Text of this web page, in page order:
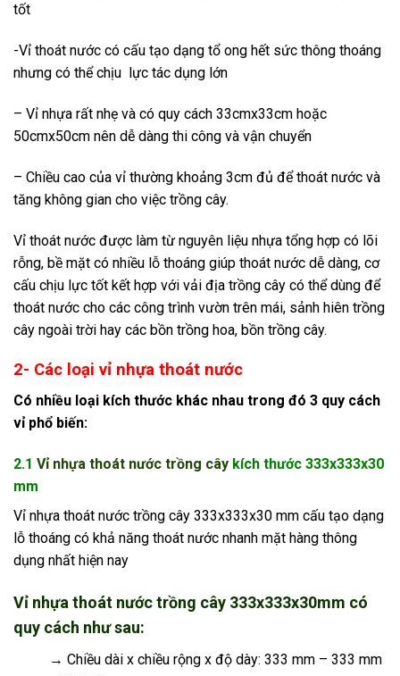
tốt
-Vỉ thoát nước có cấu tạo dạng tổ ong hết sức thông thoáng
nhưng có thể chịu lực tác dụng lớn
– Vỉ nhựa rất nhẹ và có quy cách 33cmx33cm hoặc
50cmx50cm nên dễ dàng thi công và vận chuyển
– Chiều cao của vỉ thường khoảng 3cm đủ để thoát nước và
tăng không gian cho việc trồng cây.
Vỉ thoát nước được làm từ nguyên liệu nhựa tổng hợp có lõi
rỗng, bề mặt có nhiều lỗ thoáng giúp thoát nước dễ dàng, cơ
cấu chịu lực tốt kết hợp với vải địa trồng cây có thể dùng để
thoát nước cho các công trình vườn trên mái, sảnh hiên trồng
cây ngoài trời hay các bồn trồng hoa, bồn trồng cây.
2- Các loại vỉ nhựa thoát nước
Có nhiều loại kích thước khác nhau trong đó 3 quy cách
vỉ phổ biến:
2.1 Vỉ nhựa thoát nước trồng cây kích thước 333x333x30
mm
Vỉ nhựa thoát nước trồng cây 333x333x30 mm cấu tạo dạng
lỗ thoáng có khả năng thoát nước nhanh mặt hàng thông
dụng nhất hiện nay
Vỉ nhựa thoát nước trồng cây 333x333x30mm có
quy cách như sau:
→ Chiều dài x chiều rộng x độ dày: 333 mm – 333 mm